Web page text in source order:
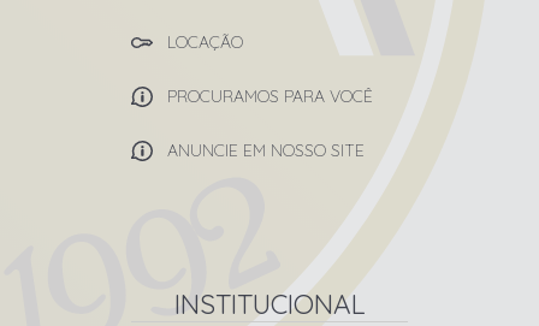
LOCAÇÃO
PROCURAMOS PARA VOCÊ
ANUNCIE EM NOSSO SITE
INSTITUCIONAL